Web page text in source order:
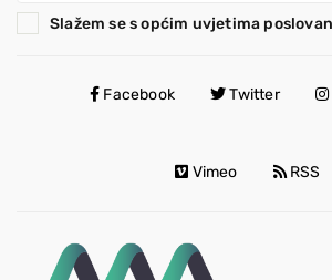
Slažem se s općim uvjetima
Facebook Twitter
Vimeo RSS